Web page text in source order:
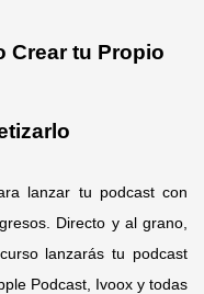
e
Crear tu Propio
lanzar tu podcast con
Directo y al grano,
lanzarás tu podcast
Podcast, Ivoox y todas